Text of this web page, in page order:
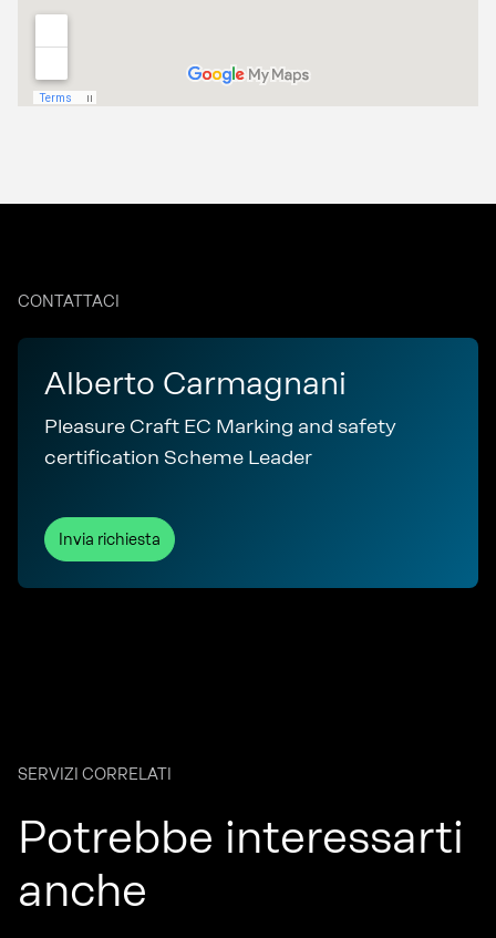
CONTATTACI
Alberto Carmagnani
Pleasure Craft EC Marking and safety
certification Scheme Leader
Invia richiesta
SERVIZI CORRELATI
Potrebbe interessarti
anche